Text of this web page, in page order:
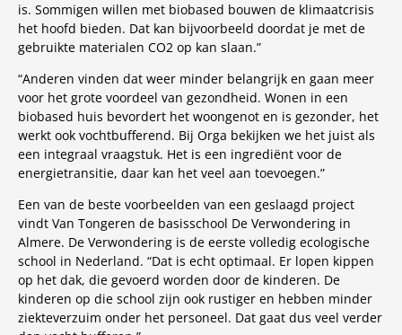
is. Sommigen willen met biobased bouwen de klimaatcrisis
het hoofd bieden. Dat kan bijvoorbeeld doordat je met de
gebruikte materialen CO2 op kan slaan.”
“Anderen vinden dat weer minder belangrijk en gaan meer
voor het grote voordeel van gezondheid. Wonen in een
biobased huis bevordert het woongenot en is gezonder, het
werkt ook vochtbufferend. Bij Orga bekijken we het juist als
een integraal vraagstuk. Het is een ingrediënt voor de
energietransitie, daar kan het veel aan toevoegen.”
Een van de beste voorbeelden van een geslaagd project
vindt Van Tongeren de basisschool De Verwondering in
Almere. De Verwondering is de eerste volledig ecologische
school in Nederland. “Dat is echt optimaal. Er lopen kippen
op het dak, die gevoerd worden door de kinderen. De
kinderen op die school zijn ook rustiger en hebben minder
ziekteverzuim onder het personeel. Dat gaat dus veel verder